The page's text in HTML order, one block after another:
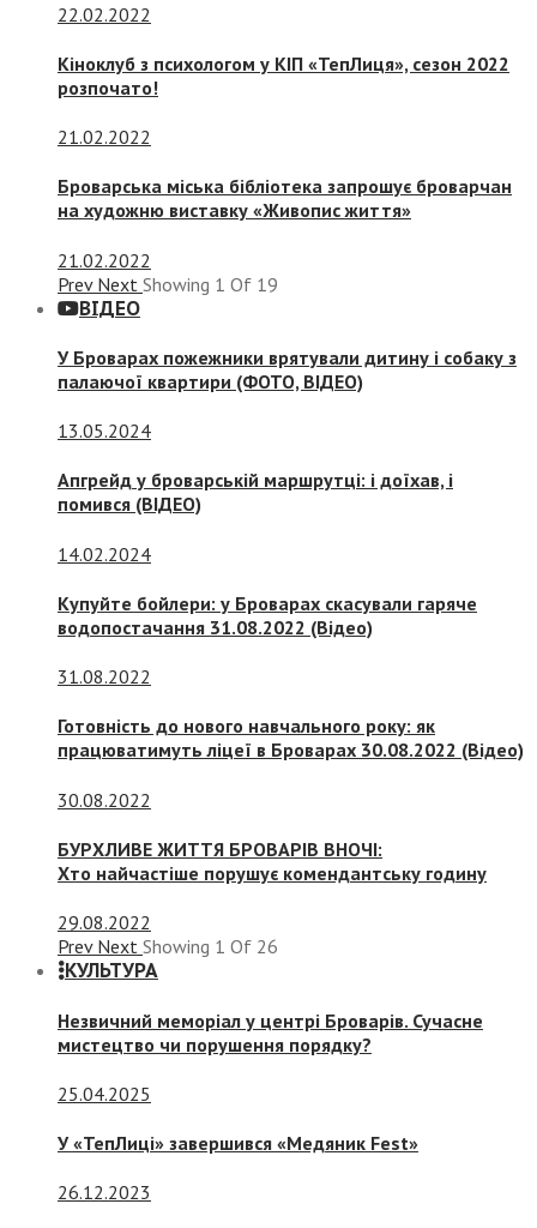
22.02.2022
Кіноклуб з психологом у КІП «ТепЛиця», сезон 2022
розпочато!
21.02.2022
Броварська міська бібліотека запрошує броварчан
на художню виставку «Живопис життя»
21.02.2022
Prev Next Showing 1 Of 19
ВІДЕО
У Броварах пожежники врятували дитину і собаку з
палаючої квартири (ФОТО, ВІДЕО)
13.05.2024
Апгрейд у броварській маршрутці: і доїхав, і
помився (ВІДЕО)
14.02.2024
Купуйте бойлери: у Броварах скасували гаряче
водопостачання 31.08.2022 (Відео)
31.08.2022
Готовність до нового навчального року: як
працюватимуть ліцеї в Броварах 30.08.2022 (Відео)
30.08.2022
БУРХЛИВЕ ЖИТТЯ БРОВАРІВ ВНОЧІ:
Хто найчастіше порушує комендантську годину
29.08.2022
Prev Next Showing 1 Of 26
КУЛЬТУРА
Незвичний меморіал у центрі Броварів. Сучасне
мистецтво чи порушення порядку?
25.04.2025
У «ТепЛиці» завершився «Медяник Fest»
26.12.2023